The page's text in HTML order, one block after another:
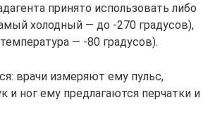
принято использовать либо
холодный — до -270 градусов),
— -80 градусов).
врачи измеряют ему пульс,
и ног ему предлагаются перчатки и